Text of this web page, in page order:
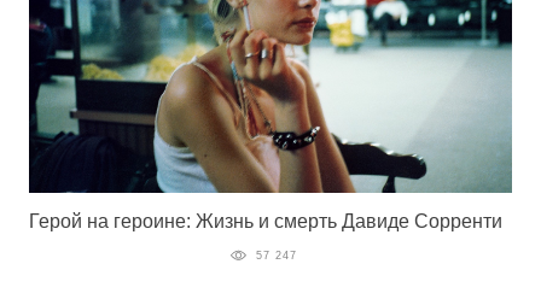
Герой на героине: Жизнь и смерть Давиде Сорренти
57 247